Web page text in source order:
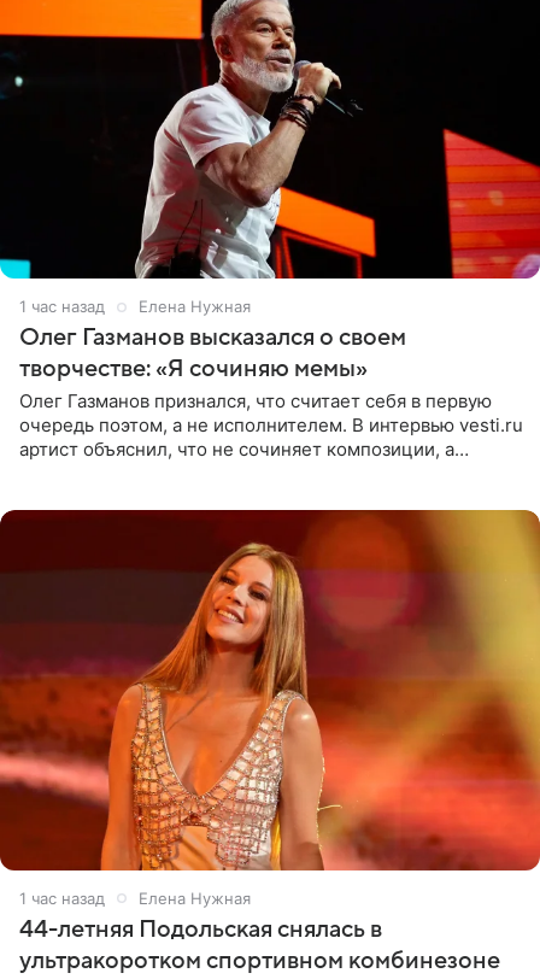
1 час назад Елена Нужная
Олег Газманов высказался о своем
творчестве: «Я сочиняю мемы»
Олег Газманов признался, что считает себя в первую
очередь поэтом, а не исполнителем. В интервью vesti.ru
артист объяснил, что не сочиняет композиции, а
1 час назад Елена Нужная
44-летняя Подольская снялась в
ультракоротком спортивном комбинезоне